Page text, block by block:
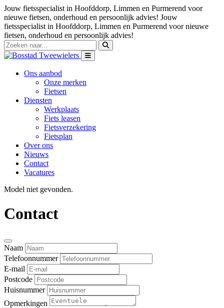
Jouw fietsspecialist in Hoofddorp, Limmen en Purmerend voor
nieuwe fietsen, onderhoud en persoonlijk advies! Jouw
fietsspecialist in Hoofddorp, Limmen en Purmerend voor nieuwe
fietsen, onderhoud en persoonlijk advies!
Ons aanbod
Onze merken
Fietsen
Diensten
Werkplaats
Fiets leasen
Fietsverzekering
Fietsplan
Over ons
Nieuws
Contact
Vacatures
Model niet gevonden.
Contact
Naam
Telefoonnummer
E-mail
Postcode
Huisnummer
Opmerkingen